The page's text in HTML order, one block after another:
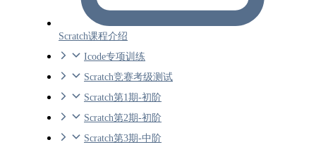
Scratch课程介绍
Icode专项训练
Scratch竞赛考级测试
Scratch第1期-初阶
Scratch第2期-初阶
Scratch第3期-中阶